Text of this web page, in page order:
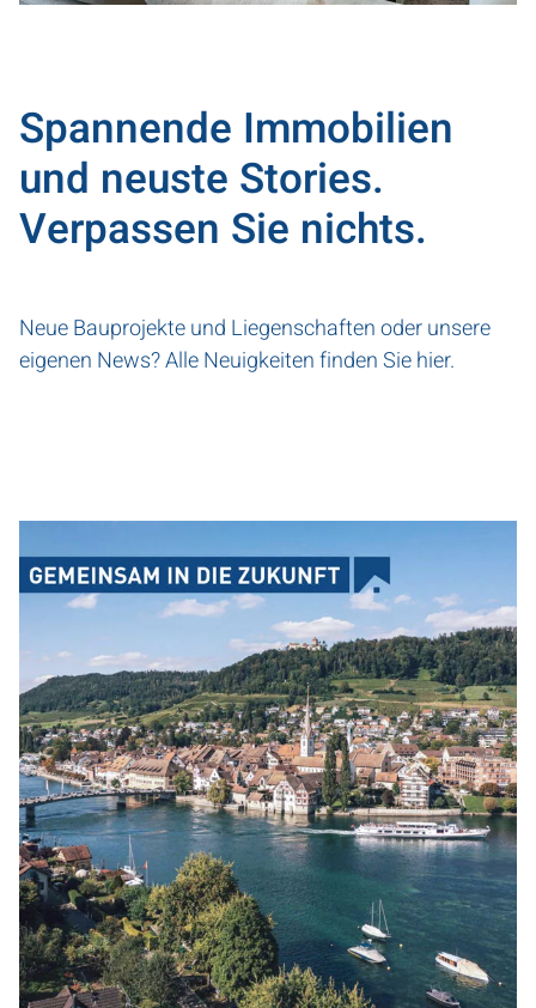
Spannende Immobilien
und neuste Stories.
Verpassen Sie nichts.
Neue Bauprojekte und Liegenschaften oder unsere
eigenen News? Alle Neuigkeiten finden Sie hier.